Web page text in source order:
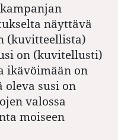
kampanjan
näyttävä
(kuvitteellista)
on (kuvitellusti)
ikävöimään on
oleva susi on
valossa
moiseen